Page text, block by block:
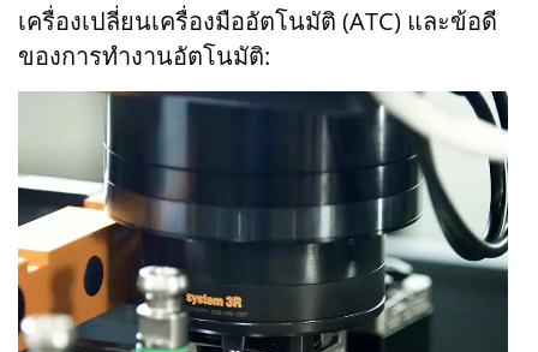
เครื่องเปลี่ยนเครื่องมืออัตโนมัติ (ATC) และข้อดี
ของการทำงานอัตโนมัติ: